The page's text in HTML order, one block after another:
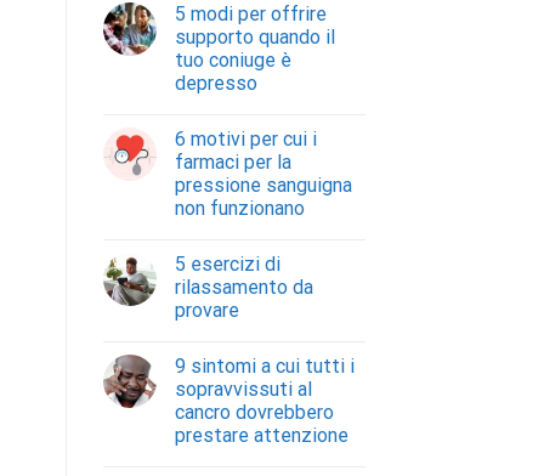
5 modi per offrire
supporto quando il
tuo coniuge è
depresso
6 motivi per cui i
farmaci per la
pressione sanguigna
non funzionano
5 esercizi di
rilassamento da
provare
9 sintomi a cui tutti i
sopravvissuti al
cancro dovrebbero
prestare attenzione